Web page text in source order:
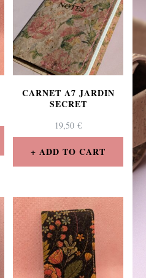
CARNET A7 JARDIN
SECRET
19,50€
ADD TO CART